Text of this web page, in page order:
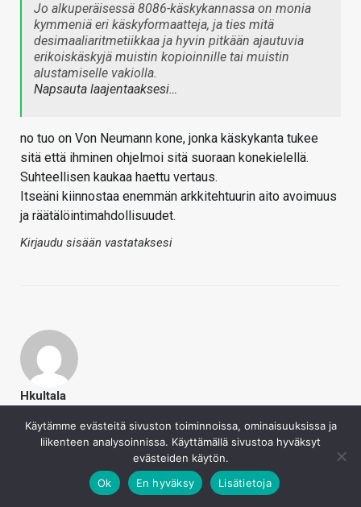
Jo alkuperäisessä 8086-käskykannassa on monia
kymmeniä eri käskyformaatteja, ja ties mitä
desimaaliaritmetiikkaa ja hyvin pitkään ajautuvia
erikoiskäskyjä muistin kopioinnille tai muistin
alustamiselle vakiolla.
Napsauta laajentaaksesi…
no tuo on Von Neumann kone, jonka käskykanta tukee
sitä että ihminen ohjelmoi sitä suoraan konekielellä.
Suhteellisen kaukaa haettu vertaus.
Itseäni kiinnostaa enemmän arkkitehtuurin aito avoimuus
ja räätälöintimahdollisuudet.
Kirjaudu sisään vastataksesi
Hkultala
jive sanoi
no tuo on Von Neumann kone, jonka käskykanta
tukee sitä että ihminen ohjelmoi sitä suoraan
konekielellä. Suhteellisen kaukaa haettu vertaus.
Käytämme evästeitä sivuston toiminnoissa, ominaisuuksissa ja
liikenteen analysoinnissa. Käyttämällä sivustoa hyväksyt
evästeiden käytön.
Ok
En hyväksy Lisätietoja